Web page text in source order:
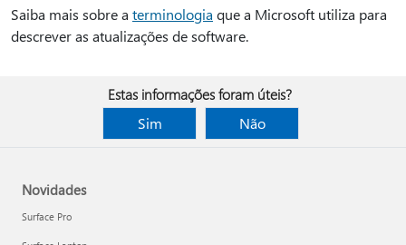
Saiba mais sobre a terminologia que a Microsoft utiliza para
descrever as atualizações de software.
Estas informações foram úteis?
Sim
Não
Novidades
Surface Pro